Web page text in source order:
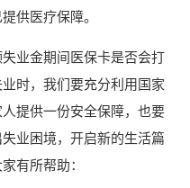
供医疗保障。
业金期间医保卡是否会打
时，我们要充分利用国家
提供一份安全保障，也要
业困境，开启新的生活篇
有所帮助：